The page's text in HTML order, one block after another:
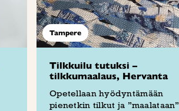
Tampere
Tilkkuilu tutuksi –
tilkkumaalaus, Hervanta
Opetellaan hyödyntämään
pienetkin tilkut ja ”maalataan”